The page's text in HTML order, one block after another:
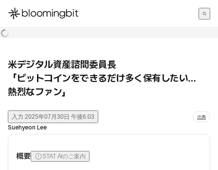
한국어
米デジタル資産諮問委員長
「ビットコインをできるだけ多く保有したい…
熱烈なファン」
入力 2025年07月30日 午後6:03 出典
Suehyeon Lee
概要 STAT AIのご案内